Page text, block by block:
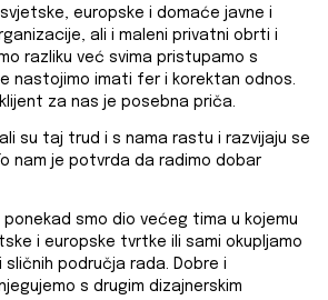
europske i domaće javne i
ali i maleni privatni obrti i
razliku već svima pristupamo s
nastojimo imati fer i korektan odnos.
za nas je posebna priča.
su taj trud i s nama rastu i razvijaju se
nam je potvrda da radimo dobar
ponekad smo dio većeg tima u kojemu
i europske tvrtke ili sami okupljamo
sličnih područja rada. Dobre i
s drugim dizajnerskim